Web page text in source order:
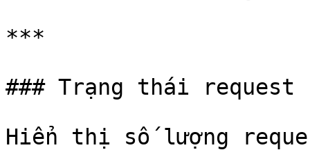
***
### Trạng thái request
Hiển thị số lượng